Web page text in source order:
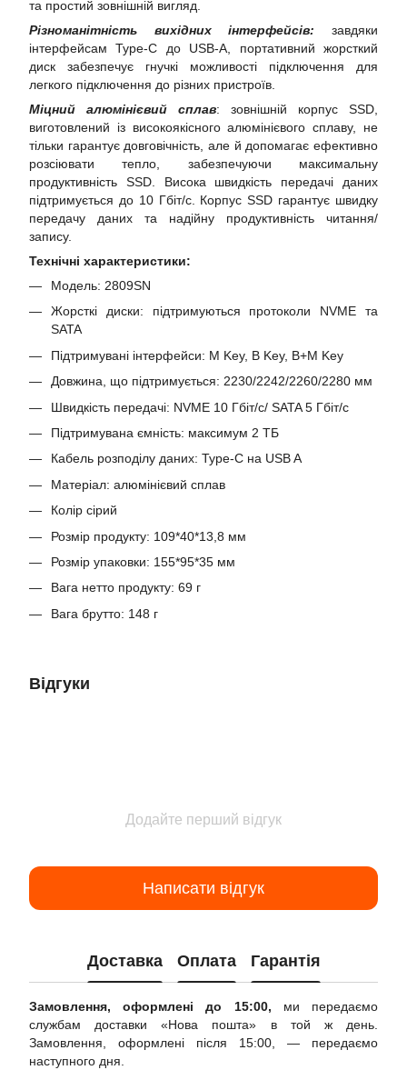
та простий зовнішній вигляд.
Різноманітність вихідних інтерфейсів: завдяки
інтерфейсам Type-C до USB-A, портативний жорсткий
диск забезпечує гнучкі можливості підключення для
легкого підключення до різних пристроїв.
Міцний алюмінієвий сплав: зовнішній корпус SSD,
виготовлений із високоякісного алюмінієвого сплаву, не
тільки гарантує довговічність, але й допомагає ефективно
розсіювати тепло, забезпечуючи максимальну
продуктивність SSD. Висока швидкість передачі даних
підтримується до 10 Гбіт/с. Корпус SSD гарантує швидку
передачу даних та надійну продуктивність читання/
запису.
Технічні характеристики:
Модель: 2809SN
Жорсткі диски: підтримуються протоколи NVME та
SATA
Підтримувані інтерфейси: M Key, B Key, B+M Key
Довжина, що підтримується: 2230/2242/2260/2280 мм
Швидкість передачі: NVME 10 Гбіт/с/ SATA 5 Гбіт/с
Підтримувана ємність: максимум 2 ТБ
Кабель розподілу даних: Type-C на USB A
Матеріал: алюмінієвий сплав
Колір сірий
Розмір продукту: 109*40*13,8 мм
Розмір упаковки: 155*95*35 мм
Вага нетто продукту: 69 г
Вага брутто: 148 г
Відгуки
Додайте перший відгук
Написати відгук
Доставка Оплата Гарантія
Замовлення, оформлені до 15:00, ми передаємо
службам доставки «Нова пошта» в той ж день.
Замовлення, оформлені після 15:00, — передаємо
наступного дня.